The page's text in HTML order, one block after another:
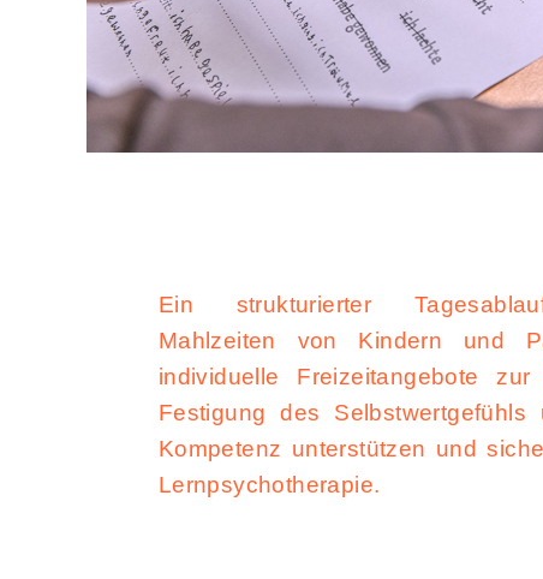
Ein strukturierter
Mahlzeiten von Kindern und
individuelle Freizeitangebote
Festigung des
Kompetenz unterstützen und
Lernpsychotherapie.